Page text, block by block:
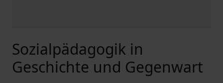
Sozialpädagogik in
Geschichte und Gegenwart